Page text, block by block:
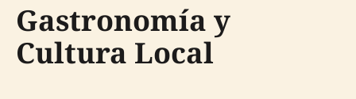
Gastronomía y
Cultura Local